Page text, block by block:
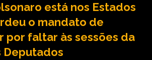
está nos Estados
o mandato de
por faltar às sessões da
Deputados